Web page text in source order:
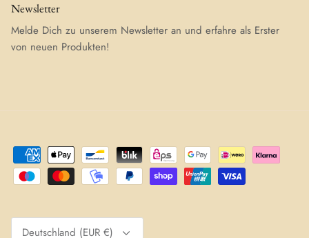
Newsletter
Melde Dich zu unserem Newsletter an und erfahre als Erster
von neuen Produkten!
Währung
Deutschland (EUR €)